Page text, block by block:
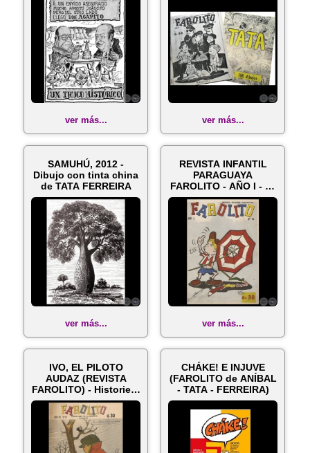
ver más... ver más...
SAMUHÚ, 2012 -
Dibujo con tinta china
de TATA FERREIRA
ver más...
REVISTA INFANTIL
PARAGUAYA
FAROLITO - AÑO I - N°
16 - Dibujante: ...
ver más...
IVO, EL PILOTO
AUDAZ (REVISTA
FAROLITO) - Historieta
de TATA FERR...
CHÁKE! E INJUVE
(FAROLITO de ANÍBAL
- TATA - FERREIRA)